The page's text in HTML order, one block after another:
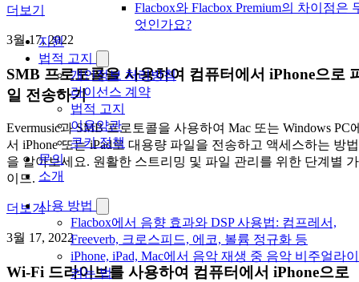
Flacbox와 Flacbox Premium의 차이점은
엇인가요?
지원
법적 고지
개인정보 처리방침
라이선스 계약
법적 고지
이용약관
쿠키 정책
문의
소개
사용 방법
Flacbox에서 음향 효과와 DSP 사용법: 컴프레서,
Freeverb, 크로스피드, 에코, 볼륨 정규화 등
iPhone, iPad, Mac에서 음악 재생 중 음악 비주얼라
켜는 법
더보기
3월 17, 2022
SMB 프로토콜을 사용하여 컴퓨터에서 iPhone으로
일 전송하기
Evermusic과 SMB 프로토콜을 사용하여 Mac 또는 Windows PC
서 iPhone 또는 iPad로 대용량 파일을 전송하고 액세스하는 방법
을 알아보세요. 원활한 스트리밍 및 파일 관리를 위한 단계별 가
이드.
더보기
3월 17, 2022
Wi-Fi 드라이브를 사용하여 컴퓨터에서 iPhone으로